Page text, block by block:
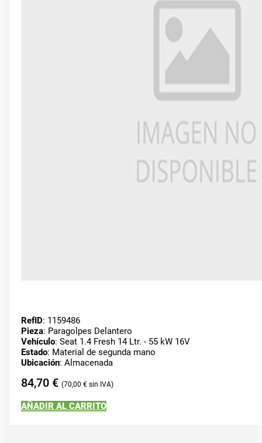
RefID: 1159486
Pieza: Paragolpes Delantero
Vehículo: Seat 1.4 Fresh 14 Ltr. - 55 kW 16V
Estado: Material de segunda mano
Ubicación: Almacenada
84,70 € 70,00 €
AÑADIR AL CARRITO